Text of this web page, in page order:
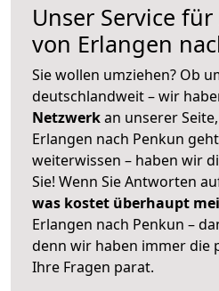
Unser Service
von Erlangen
Sie wollen umziehen? Ob
deutschlandweit – wir
Netzwerkan unserer
Erlangen nach Penkun
weiterwissen – haben wir
Sie! Wenn Sie Antworten
was kostet überhaupt
Erlangen nach Penkun –
denn wir haben immer die
Ihre Fragen parat.